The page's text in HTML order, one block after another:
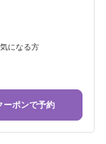
になる方
ーポンで予約